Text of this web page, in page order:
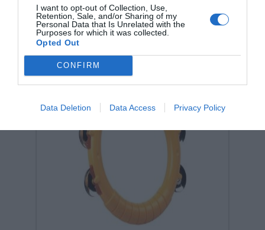
I want to opt-out of Collection, Use,
Retention, Sale, and/or Sharing of my
Personal Data that Is Unrelated with the
Purposes for which it was collected.
Opted Out
CONFIRM
Data Deletion Data Access Privacy Policy